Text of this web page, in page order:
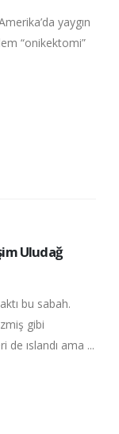
yaygın
“onikektomi”
Uludağ
bu sabah.
gibi
de ıslandı ama ...